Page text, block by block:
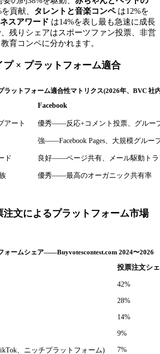
貢献、 タレントと音楽コンペは12%を
スアワード は14%を表し最も急速に成長
残りシェアはスポーツファン投票、非営
育コンペに分かれます。
プ × プラットフォーム適合
ラットフォーム適合性マトリクス(2026年、BVC 社
Facebook
アート 優秀――反応+コメント投票、グルー
強――Facebook Pages、大規模グルー
ド 良好――ページ共有、メール駆動トラ
優秀――最高のオーガニック共有率
注文によるプラットフォーム市場
ォームシェア――Buyvotescontest.com 2024〜2026
投票注文シ
42%
28%
14%
9%
、ニッチプラットフォーム) 7%